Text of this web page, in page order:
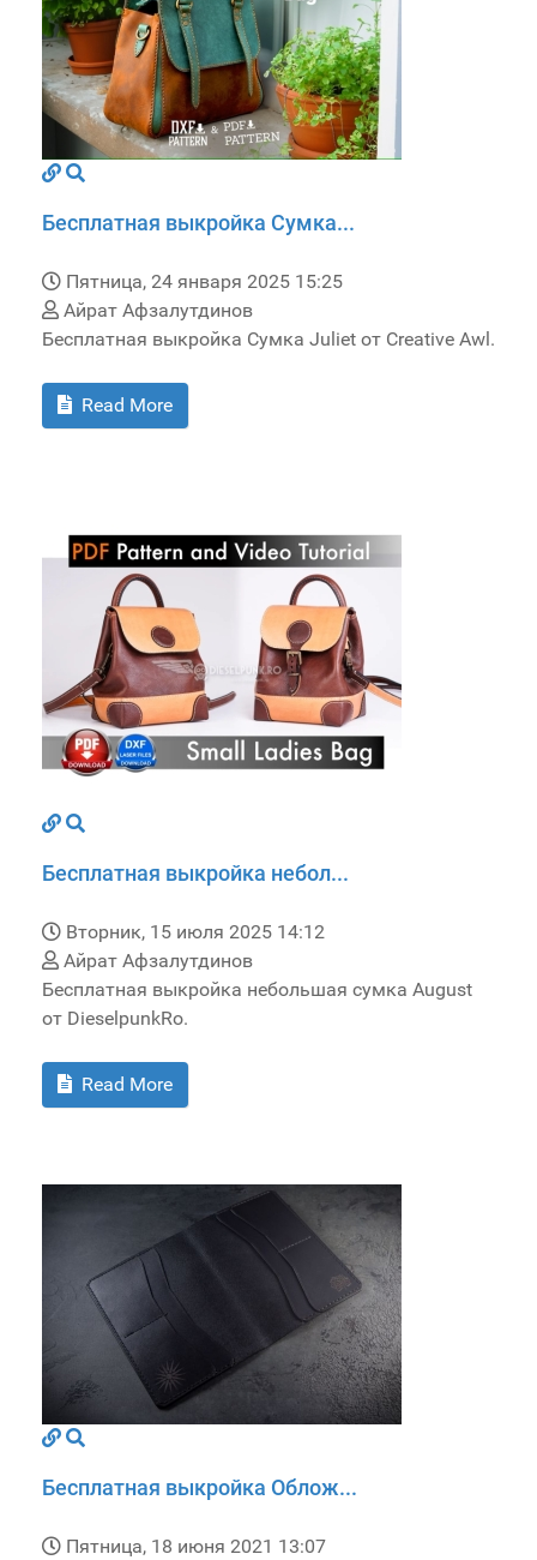
Бесплатная выкройка Сумка...
Пятница, 24 января 2025 15:25
Айрат Афзалутдинов
Бесплатная выкройка Сумка Juliet от Creative Awl.
Read More
Бесплатная выкройка небол...
Вторник, 15 июля 2025 14:12
Айрат Афзалутдинов
Бесплатная выкройка небольшая сумка August
от DieselpunkRo.
Read More
Бесплатная выкройка Облож...
Пятница, 18 июня 2021 13:07